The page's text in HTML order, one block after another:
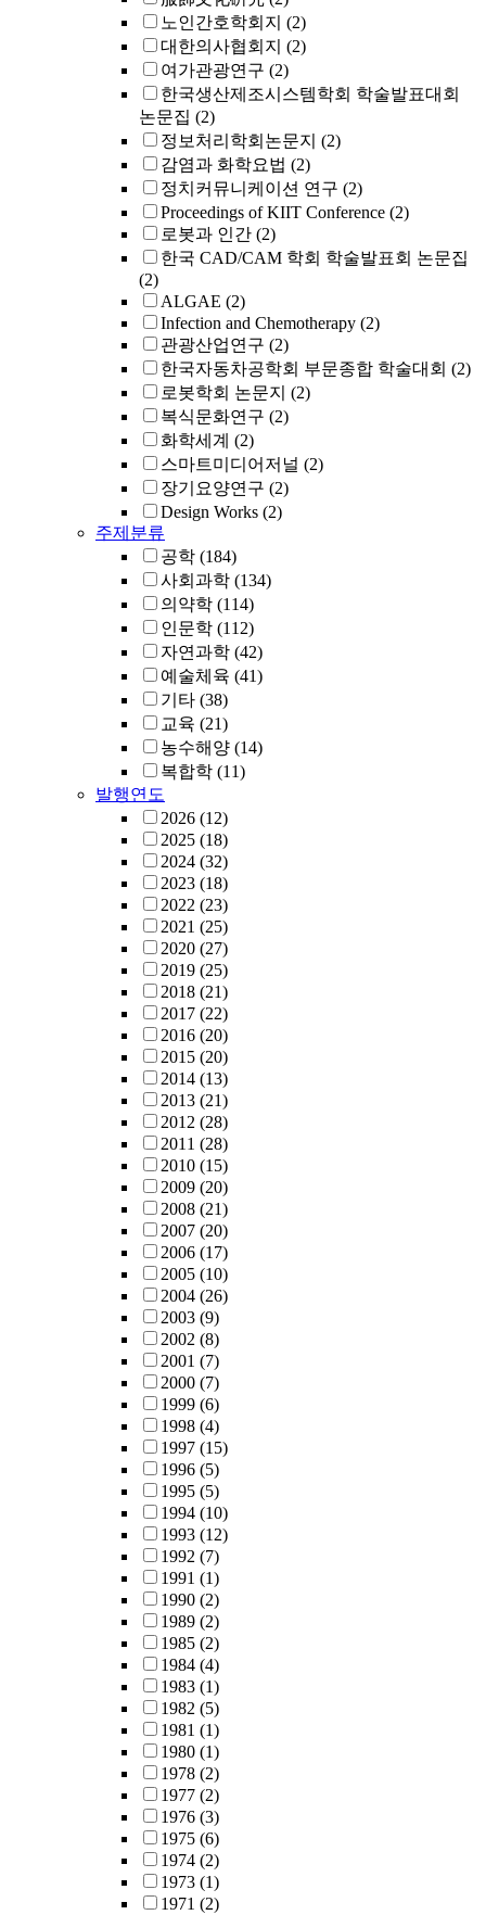
노인간호학회지 (2)
대한의사협회지 (2)
여가관광연구 (2)
한국생산제조시스템학회 학술발표대회
논문집 (2)
정보처리학회논문지 (2)
감염과 화학요법 (2)
정치커뮤니케이션 연구 (2)
Proceedings of KIIT Conference (2)
로봇과 인간 (2)
한국 CAD/CAM 학회 학술발표회 논문집
(2)
ALGAE (2)
Infection and Chemotherapy (2)
관광산업연구 (2)
한국자동차공학회 부문종합 학술대회 (2)
로봇학회 논문지 (2)
복식문화연구 (2)
화학세계 (2)
스마트미디어저널 (2)
장기요양연구 (2)
Design Works (2)
주제분류
공학 (184)
사회과학 (134)
의약학 (114)
인문학 (112)
자연과학 (42)
예술체육 (41)
기타 (38)
교육 (21)
농수해양 (14)
복합학 (11)
발행연도
2026 (12)
2025 (18)
2024 (32)
2023 (18)
2022 (23)
2021 (25)
2020 (27)
2019 (25)
2018 (21)
2017 (22)
2016 (20)
2015 (20)
2014 (13)
2013 (21)
2012 (28)
2011 (28)
2010 (15)
2009 (20)
2008 (21)
2007 (20)
2006 (17)
2005 (10)
2004 (26)
2003 (9)
2002 (8)
2001 (7)
2000 (7)
1999 (6)
1998 (4)
1997 (15)
1996 (5)
1995 (5)
1994 (10)
1993 (12)
1992 (7)
1991 (1)
1990 (2)
1989 (2)
1985 (2)
1984 (4)
1983 (1)
1982 (5)
1981 (1)
1980 (1)
1978 (2)
1977 (2)
1976 (3)
1975 (6)
1974 (2)
1973 (1)
1971 (2)